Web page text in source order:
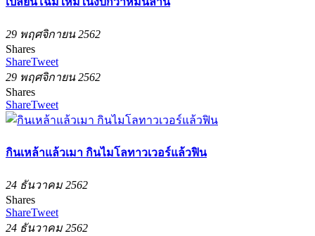
29 พฤศจิกายน 2562
Shares
ShareTweet
29 พฤศจิกายน 2562
Shares
ShareTweet
กินเหล้าแล้วเมา กินไมโลทาวเวอร์แล้วฟิน
24 ธันวาคม 2562
Shares
ShareTweet
24 ธันวาคม 2562